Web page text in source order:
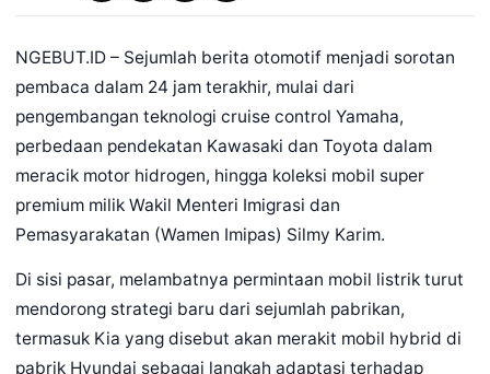
NGEBUT.ID – Sejumlah berita otomotif menjadi sorotan
pembaca dalam 24 jam terakhir, mulai dari
pengembangan teknologi cruise control Yamaha,
perbedaan pendekatan Kawasaki dan Toyota dalam
meracik motor hidrogen, hingga koleksi mobil super
premium milik Wakil Menteri Imigrasi dan
Pemasyarakatan (Wamen Imipas) Silmy Karim.
Di sisi pasar, melambatnya permintaan mobil listrik turut
mendorong strategi baru dari sejumlah pabrikan,
termasuk Kia yang disebut akan merakit mobil hybrid di
pabrik Hyundai sebagai langkah adaptasi terhadap